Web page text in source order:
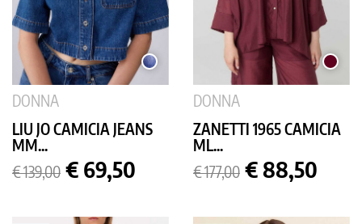
MEDIUM
DONNA
LIU JO CAMICIA JEANS
MM...
Prezzo
base
€ 139,00 Prezzo
€ 69,50
DONNA
ZANETTI 1965 CAMICIA
ML...
Prezzo
base
€ 177,00 Prezzo
€ 88,50